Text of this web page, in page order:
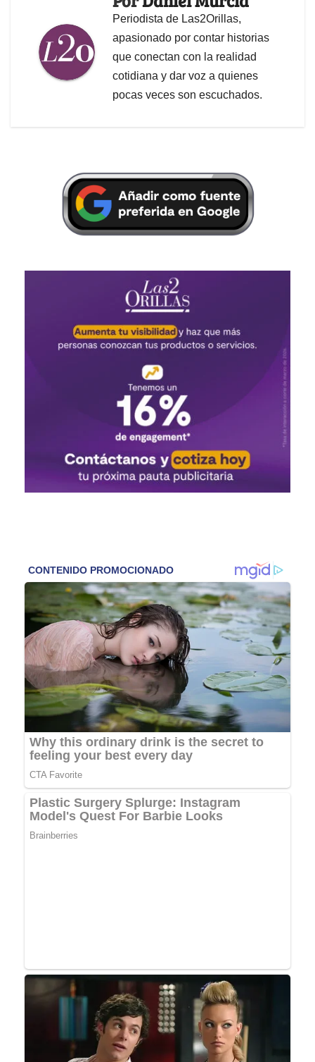
Periodista de Las2Orillas,
apasionado por contar historias
que conectan con la realidad
cotidiana y dar voz a quienes
pocas veces son escuchados.